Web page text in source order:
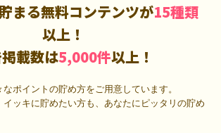
まる無料コンテンツが15種類
以上！
載数は5,000件以上！
ポイントの貯め方をご用意しています。
イッキに貯めたい方も、あなたにピッタリの貯め